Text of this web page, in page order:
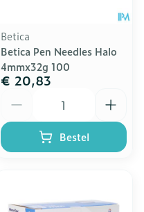
Betica
Betica Pen Needles Halo
4mmx32g 100
€ 20,83
Bestel